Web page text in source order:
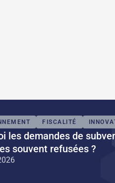
FISCALITÉ
les demandes de
souvent refusées ?